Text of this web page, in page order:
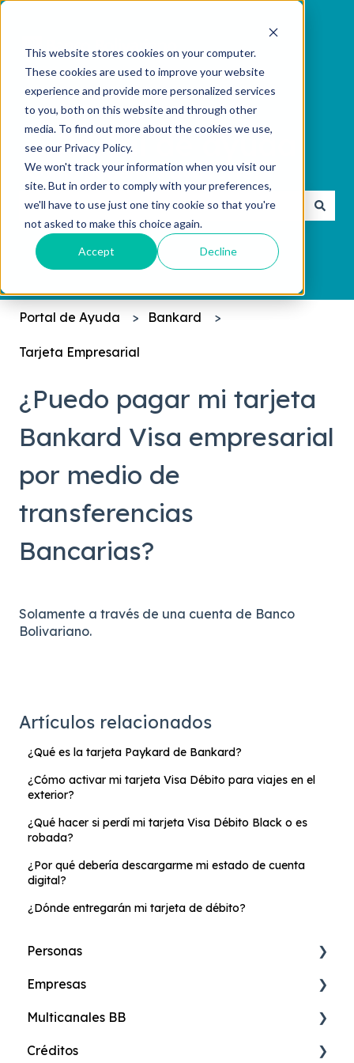
This website stores cookies on your computer.
These cookies are used to improve your website
experience and provide more personalized services
to you, both on this website and through other
media. To find out more about the cookies we use,
see our Privacy Policy.
We won't track your information when you visit our
site. But in order to comply with your preferences,
we'll have to use just one tiny cookie so that you're
not asked to make this choice again.
Accept Decline
¿Cómo podemos ayudarte?
No hay sugerencias porque el campo de
Portal de Ayuda Bankard
Tarjeta Empresarial
¿Puedo pagar mi tarjeta
Bankard Visa empresarial
por medio de
transferencias
Bancarias?
Solamente a través de una cuenta de Banco
Bolivariano.
Artículos relacionados
¿Qué es la tarjeta Paykard de Bankard?
¿Cómo activar mi tarjeta Visa Débito para viajes en el
exterior?
¿Qué hacer si perdí mi tarjeta Visa Débito Black o es
robada?
¿Por qué debería descargarme mi estado de cuenta
digital?
¿Dónde entregarán mi tarjeta de débito?
Personas
Cuenta de Ahorros Online
Cuenta Más Online
Cuenta Ahorros
Empresas
Banca Digital de Empresas
Cuentas
Multicanales BB
24online Banca en Internet
Créditos